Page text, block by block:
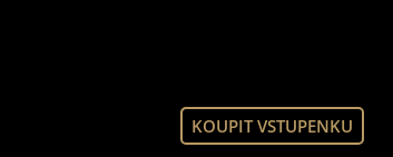
KOUPIT VSTUPENKU